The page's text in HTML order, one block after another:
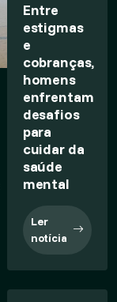
Entre
estigmas
e
cobranças,
homens
enfrentam
desafios
para
cuidar da
saúde
mental
Ler
notícia